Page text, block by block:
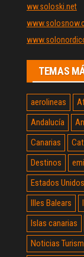
ww.soloski.net
TEMAS
aerolineas
Andalucía
Canarias
Destinos
Estados Unidos
Illes Balears
Islas canarias
Noticias